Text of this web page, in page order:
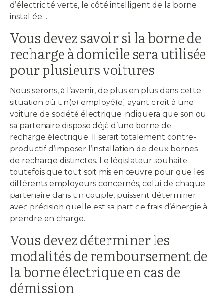
d’électricité verte, le côté intelligent de la borne
installée…
Vous devez savoir si la borne de
recharge à domicile sera utilisée
pour plusieurs voitures
Nous serons, à l’avenir, de plus en plus dans cette
situation où un(e) employé(e) ayant droit à une
voiture de société électrique indiquera que son ou
sa partenaire dispose déjà d’une borne de
recharge électrique. Il serait totalement contre-
productif d’imposer l’installation de deux bornes
de recharge distinctes. Le législateur souhaite
toutefois que tout soit mis en œuvre pour que les
différents employeurs concernés, celui de chaque
partenaire dans un couple, puissent déterminer
avec précision quelle est sa part de frais d’énergie à
prendre en charge.
Vous devez déterminer les
modalités de remboursement de
la borne électrique en cas de
démission